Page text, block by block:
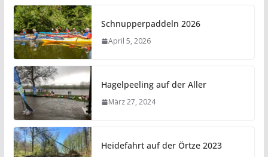
Schnupperpaddeln 2026
April 5, 2026
Hagelpeeling auf der Aller
März 27, 2024
Heidefahrt auf der Örtze 2023